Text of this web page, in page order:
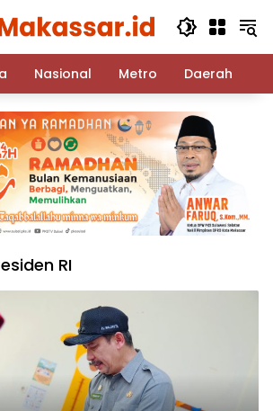
Nasional Metro Daerah
RI